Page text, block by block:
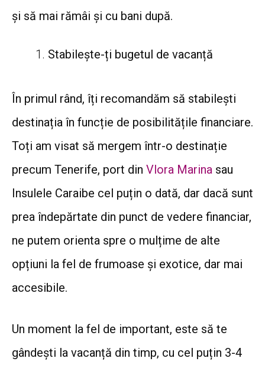
și să mai rămâi și cu bani după.
Stabilește-ți bugetul de vacanță
În primul rând, îți recomandăm să stabilești
destinația în funcție de posibilitățile financiare.
Toți am visat să mergem într-o destinație
precum Tenerife, port din Vlora Marina sau
Insulele Caraibe cel puțin o dată, dar dacă sunt
prea îndepărtate din punct de vedere financiar,
ne putem orienta spre o mulțime de alte
opțiuni la fel de frumoase și exotice, dar mai
accesibile.
Un moment la fel de important, este să te
gândești la vacanță din timp, cu cel puțin 3-4